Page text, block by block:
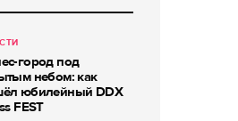
город под
небом: как
юбилейный DDX
FEST